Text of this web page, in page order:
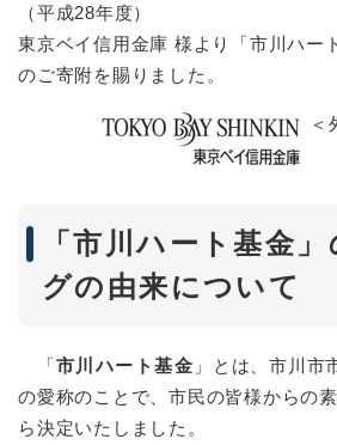
（平成28年度）
東京ベイ信用金庫 様より「市川ハー
のご寄附を賜りました。
＜
「市川ハート基金
グの由来について
「市川ハート基金 」とは、市川市
の愛称のことで、市民の皆様からの
ら決定いたしました。